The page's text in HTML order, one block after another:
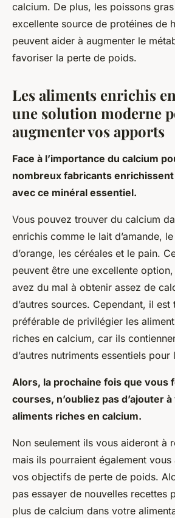
calcium. De plus, les poissons
excellente source de protéines de
peuvent aider à augmenter le
favoriser la perte de poids.
Les aliments enrichis
une solution moderne
augmenter vos apports
Face à l’importance du calcium
nombreux fabricants
avec ce minéral essentiel.
Vous pouvez trouver du calcium
enrichis comme le lait d’amande,
d’orange, les céréales et le pain.
peuvent être une excellente
avez du mal à obtenir assez de
d’autres sources. Cependant, il est
préférable de privilégier les
riches en calcium, car ils
d’autres nutriments essentiels pour
Alors, la prochaine fois que vous
courses, n’oubliez pas d’ajouter
aliments riches en calcium.
Non seulement ils vous aideront à
mais ils pourraient également
vos objectifs de perte de poids.
pas essayer de nouvelles recettes
plus de calcium dans votre